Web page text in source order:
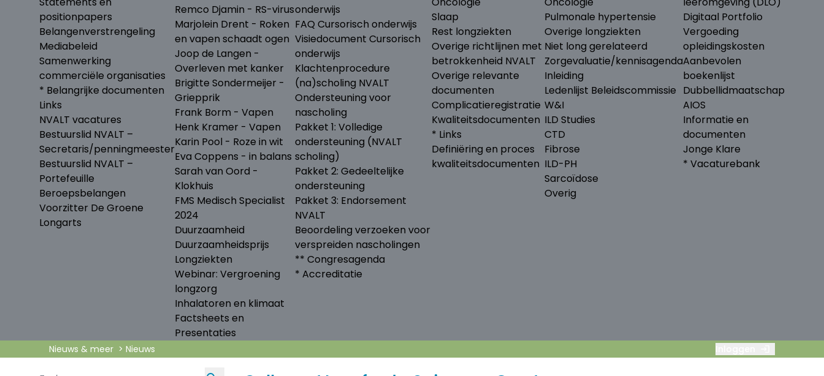
positionpapers
Belangenverstrengeling
Mediabeleid
Samenwerking
commerciële organisaties
* Belangrijke documenten
Links
NVALT vacatures
Bestuurslid NVALT –
Secretaris/penningmeester
Bestuurslid NVALT –
Portefeuille
Beroepsbelangen
Voorzitter De Groene
Longarts
Remco Djamin - RS-virus
Marjolein Drent - Roken
en vapen schaadt ogen
Joop de Langen -
Overleven met kanker
Brigitte Sondermeijer -
Griepprik
Frank Borm - Vapen
Henk Kramer - Vapen
Karin Pool - Roze in wit
Eva Coppens - in balans
Sarah van Oord -
Klokhuis
FMS Medisch Specialist
2024
Duurzaamheid
Duurzaamheidsprijs
Longziekten
Webinar: Vergroening
longzorg
Inhalatoren en klimaat
Factsheets en
Presentaties
onderwijs
FAQ Cursorisch onderwijs
Visiedocument Cursorisch
onderwijs
Klachtenprocedure
(na)scholing NVALT
Ondersteuning voor
nascholing
Pakket 1: Volledige
ondersteuning (NVALT
scholing)
Pakket 2: Gedeeltelijke
ondersteuning
Pakket 3: Endorsement
NVALT
Beoordeling verzoeken voor
verspreiden nascholingen
** Congresagenda
* Accreditatie
Slaap
Rest longziekten
Overige richtlijnen met
betrokkenheid NVALT
Overige relevante
documenten
Complicatieregistratie
Kwaliteitsdocumenten
* Links
Definiëring en proces
kwaliteitsdocumenten
Pulmonale hypertensie
Overige longziekten
Niet long gerelateerd
Zorgevaluatie/kennisagenda
Inleiding
Ledenlijst Beleidscommissie
W&I
ILD Studies
CTD
Fibrose
ILD-PH
Sarcoïdose
Overig
Digitaal Portfolio
Vergoeding
opleidingskosten
Aanbevolen
boekenlijst
Dubbellidmaatschap
AIOS
Informatie en
documenten
Jonge Klare
* Vacaturebank
Nieuws & meer Nieuws